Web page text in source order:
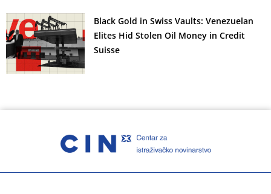
Black Gold in Swiss Vaults: Venezuelan
Elites Hid Stolen Oil Money in Credit
Suisse